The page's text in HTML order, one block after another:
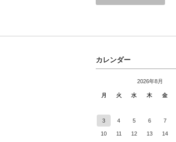
カレンダー
2026年8月
月 火 水 木 金
3 4 5 6 7
10 11 12 13 14